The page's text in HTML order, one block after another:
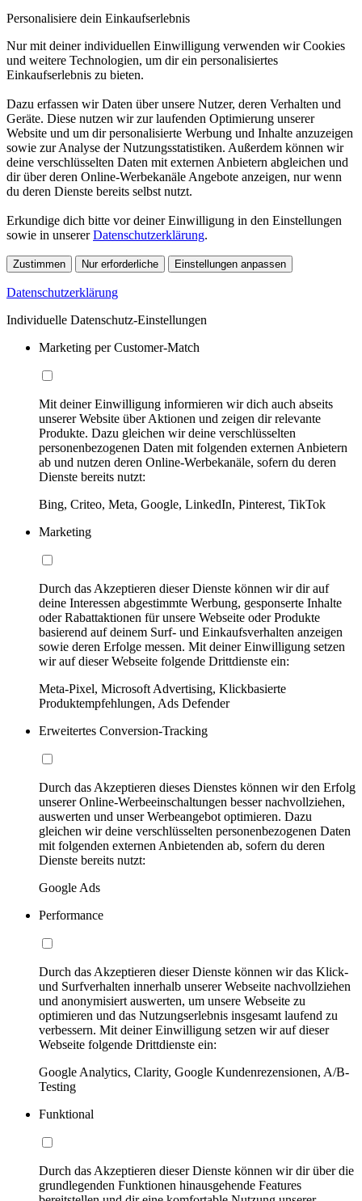
Personalisiere dein Einkaufserlebnis
Nur mit deiner individuellen Einwilligung verwenden wir Cookies
und weitere Technologien, um dir ein personalisiertes
Einkaufserlebnis zu bieten.
Dazu erfassen wir Daten über unsere Nutzer, deren Verhalten und
Geräte. Diese nutzen wir zur laufenden Optimierung unserer
Website und um dir personalisierte Werbung und Inhalte anzuzeigen
sowie zur Analyse der Nutzungsstatistiken. Außerdem können wir
deine verschlüsselten Daten mit externen Anbietern abgleichen und
dir über deren Online-Werbekanäle Angebote anzeigen, nur wenn
du deren Dienste bereits selbst nutzt.
Erkundige dich bitte vor deiner Einwilligung in den Einstellungen
sowie in unsererDatenschutzerklärung.
Zustimmen Nur erforderliche Einstellungen anpassen
Datenschutzerklärung
Individuelle Datenschutz-Einstellungen
Marketing per Customer-Match
Mit deiner Einwilligung informieren wir dich auch abseits
unserer Website über Aktionen und zeigen dir relevante
Produkte. Dazu gleichen wir deine verschlüsselten
personenbezogenen Daten mit folgenden externen Anbietern
ab und nutzen deren Online-Werbekanäle, sofern du deren
Dienste bereits nutzt:
Bing, Criteo, Meta, Google, LinkedIn, Pinterest, TikTok
Marketing
Durch das Akzeptieren dieser Dienste können wir dir auf
deine Interessen abgestimmte Werbung, gesponserte Inhalte
oder Rabattaktionen für unsere Webseite oder Produkte
basierend auf deinem Surf- und Einkaufsverhalten anzeigen
sowie deren Erfolge messen. Mit deiner Einwilligung setzen
wir auf dieser Webseite folgende Drittdienste ein:
Meta-Pixel, Microsoft Advertising, Klickbasierte
Produktempfehlungen, Ads Defender
Erweitertes Conversion-Tracking
Durch das Akzeptieren dieses Dienstes können wir den Erfolg
unserer Online-Werbeeinschaltungen besser nachvollziehen,
auswerten und unser Werbeangebot optimieren. Dazu
gleichen wir deine verschlüsselten personenbezogenen Daten
mit folgenden externen Anbietenden ab, sofern du deren
Dienste bereits nutzt:
Google Ads
Performance
Durch das Akzeptieren dieser Dienste können wir das Klick-
und Surfverhalten innerhalb unserer Webseite nachvollziehen
und anonymisiert auswerten, um unsere Webseite zu
optimieren und das Nutzungserlebnis insgesamt laufend zu
verbessern. Mit deiner Einwilligung setzen wir auf dieser
Webseite folgende Drittdienste ein:
Google Analytics, Clarity, Google Kundenrezensionen, A/B-
Testing
Funktional
Durch das Akzeptieren dieser Dienste können wir dir über die
grundlegenden Funktionen hinausgehende Features